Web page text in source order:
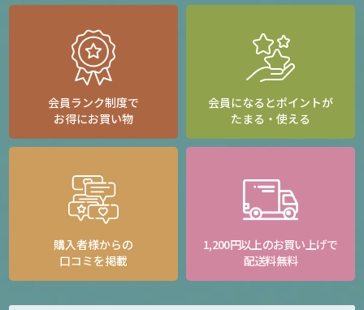
会員ランク制度で
お得にお買い物
会員になるとポイントが
たまる・使える
購入者様からの
口コミを掲載
1,200円以上のお買い上げで
配送料無料